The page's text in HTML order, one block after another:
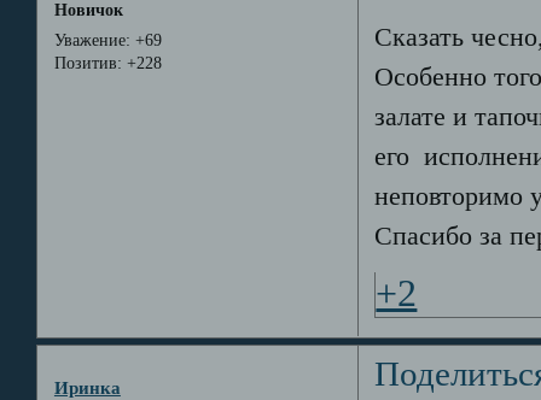
Новичок
Уважение: +69
Позитив: +228
Сказать
Особенно
залате и
его
неповторимо
Спасибо за
+2
Иринка